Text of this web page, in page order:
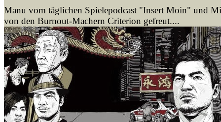
Manu vom täglichen Spielepodcast "Insert Moin" und
von den Burnout-Machern Criterion gefreut....